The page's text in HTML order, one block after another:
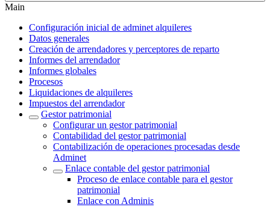
Main
Configuración inicial de adminet alquileres
Datos generales
Creación de arrendadores y perceptores de reparto
Informes del arrendador
Informes globales
Procesos
Liquidaciones de alquileres
Impuestos del arrendador
Gestor patrimonial
Configurar un gestor patrimonial
Contabilidad del gestor patrimonial
Contabilización de operaciones procesadas desde
Adminet
Enlace contable del gestor patrimonial
Proceso de enlace contable para el gestor
patrimonial
Enlace con Adminis